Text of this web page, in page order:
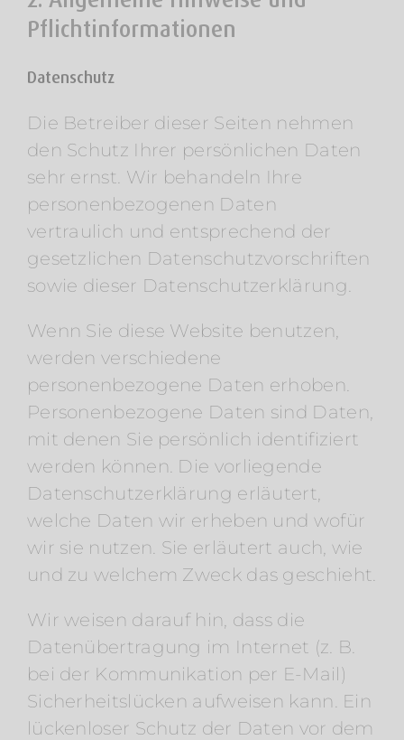
Pflichtinformationen
Datenschutz
Die Betreiber dieser Seiten nehmen
den Schutz Ihrer persönlichen Daten
sehr ernst. Wir behandeln Ihre
personenbezogenen Daten
vertraulich und entsprechend der
gesetzlichen Datenschutzvorschriften
sowie dieser Datenschutzerklärung.
Wenn Sie diese Website benutzen,
werden verschiedene
personenbezogene Daten erhoben.
Personenbezogene Daten sind Daten,
mit denen Sie persönlich identifiziert
werden können. Die vorliegende
Datenschutzerklärung erläutert,
welche Daten wir erheben und wofür
wir sie nutzen. Sie erläutert auch, wie
und zu welchem Zweck das geschieht.
Wir weisen darauf hin, dass die
Datenübertragung im Internet (z. B.
bei der Kommunikation per E-Mail)
Sicherheitslücken aufweisen kann. Ein
lückenloser Schutz der Daten vor dem